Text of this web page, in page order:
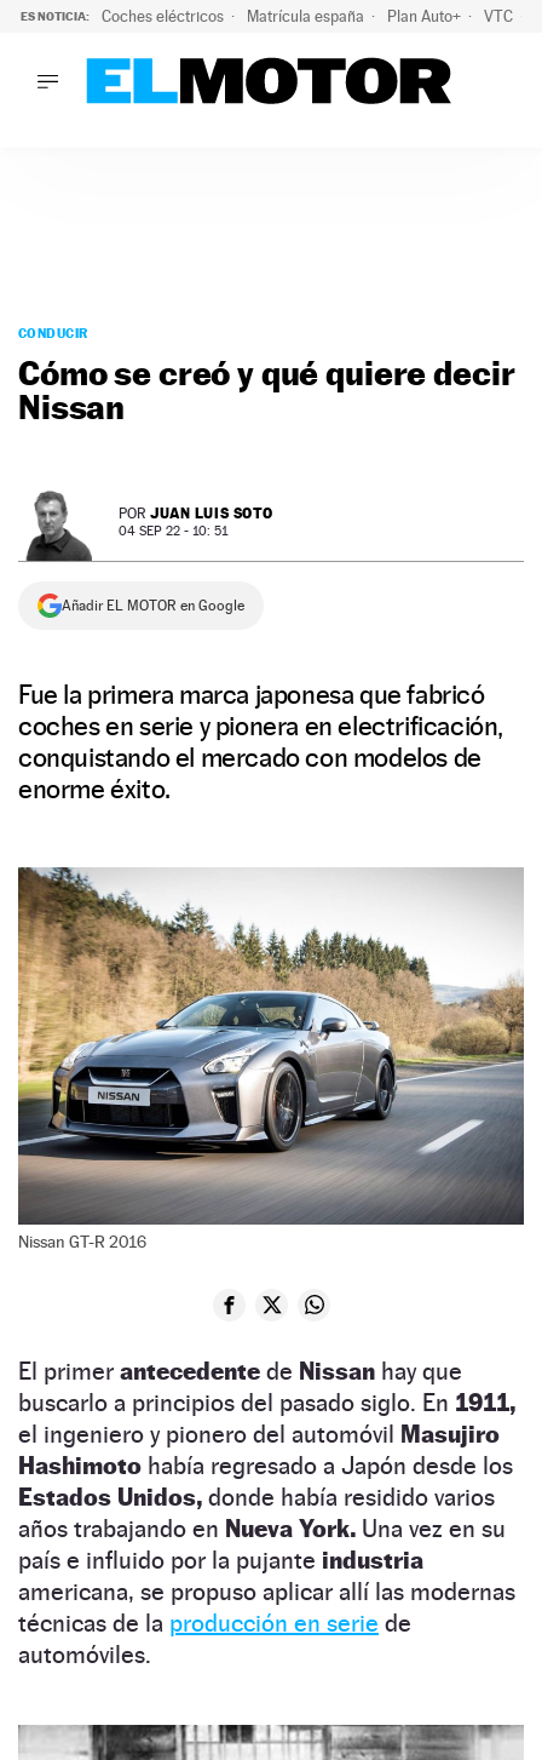
ES NOTICIA: Coches eléctricos Matrícula españa Plan Auto+ VTC
PODCAST
MOTOS
TECNOLOGÍA
PREMIOS
SERVICIOS
CONDUCIR
Cómo se creó y qué quiere decir
Nissan
POR JUAN LUIS SOTO
04 SEP 22 - 10: 51
Añadir EL MOTOR en Google
Fue la primera marca japonesa que fabricó
coches en serie y pionera en electrificación,
conquistando el mercado con modelos de
enorme éxito.
Nissan GT-R 2016
El primer antecedente de Nissan hay que
buscarlo a principios del pasado siglo. En 1911,
el ingeniero y pionero del automóvil Masujiro
Hashimoto había regresado a Japón desde los
Estados Unidos, donde había residido varios
años trabajando en Nueva York. Una vez en su
país e influido por la pujante industria
americana, se propuso aplicar allí las modernas
técnicas de la producción en serie de
automóviles.